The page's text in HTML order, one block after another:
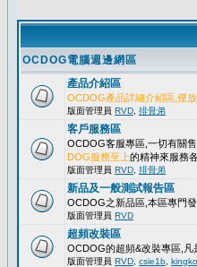
OCDOG電腦週邊網區
產品介紹區
OCDOG產品詳細介紹區,僅
版面管理員 RVD 排骨弟
客戶服務區
OCDOG客服專區,一切有關
DOG服務至上的精神來服務
版面管理員 RVD 排骨弟
新品及一般測試報告區
OCDOG之新品區,本區專門
版面管理員 RVD
超頻改裝區
OCDOG的超頻&改裝專區,
版面管理員 RVD csie1b